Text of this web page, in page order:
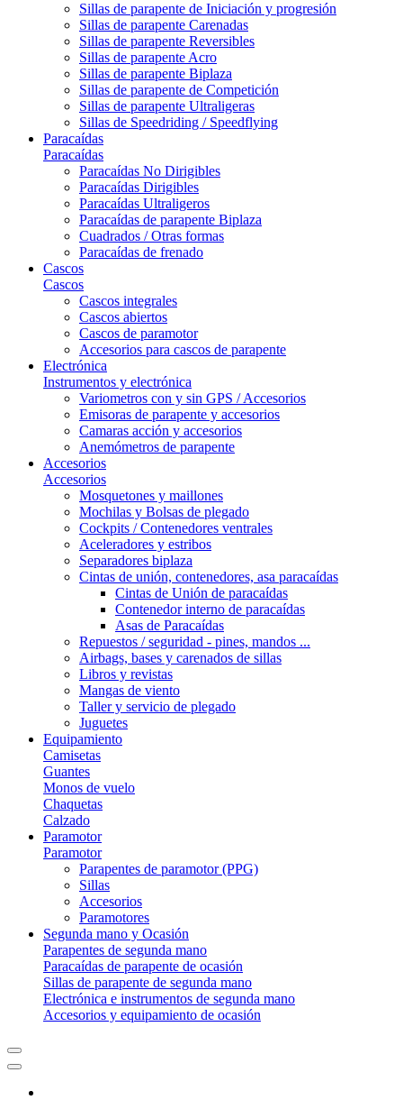
Sillas de parapente de Iniciación y progresión
Sillas de parapente Carenadas
Sillas de parapente Reversibles
Sillas de parapente Acro
Sillas de parapente Biplaza
Sillas de parapente de Competición
Sillas de parapente Ultraligeras
Sillas de Speedriding / Speedflying
Paracaídas
Paracaídas
Paracaídas No Dirigibles
Paracaídas Dirigibles
Paracaídas Ultraligeros
Paracaídas de parapente Biplaza
Cuadrados / Otras formas
Paracaídas de frenado
Cascos
Cascos
Cascos integrales
Cascos abiertos
Cascos de paramotor
Accesorios para cascos de parapente
Electrónica
Instrumentos y electrónica
Variometros con y sin GPS / Accesorios
Emisoras de parapente y accesorios
Camaras acción y accesorios
Anemómetros de parapente
Accesorios
Accesorios
Mosquetones y maillones
Mochilas y Bolsas de plegado
Cockpits / Contenedores ventrales
Aceleradores y estribos
Separadores biplaza
Cintas de unión, contenedores, asa paracaídas
Cintas de Unión de paracaídas
Contenedor interno de paracaídas
Asas de Paracaídas
Repuestos / seguridad - pines, mandos ...
Airbags, bases y carenados de sillas
Libros y revistas
Mangas de viento
Taller y servicio de plegado
Juguetes
Equipamiento
Camisetas
Guantes
Monos de vuelo
Chaquetas
Calzado
Paramotor
Paramotor
Parapentes de paramotor (PPG)
Sillas
Accesorios
Paramotores
Segunda mano y Ocasión
Parapentes de segunda mano
Paracaídas de parapente de ocasión
Sillas de parapente de segunda mano
Electrónica e instrumentos de segunda mano
Accesorios y equipamiento de ocasión